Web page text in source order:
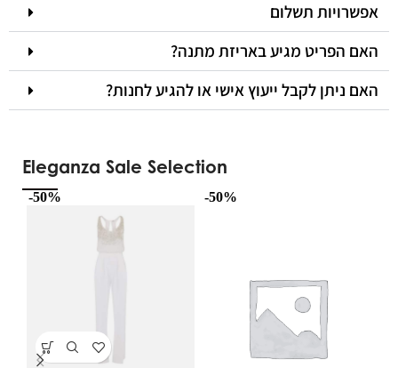
אפשרויות תשלום
האם הפריט מגיע באריזת מתנה?
האם ניתן לקבל ייעוץ אישי או להגיע לחנות?
Eleganza Sale Selection
-50% -50%